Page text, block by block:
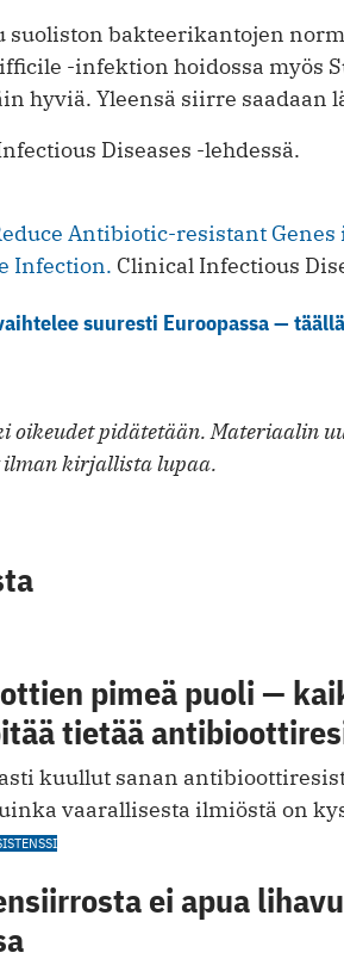
suoliston bakteerikantojen
-infektion hoidossa myös
hyviä. Yleensä siirre saadaan
Diseases -lehdessä.
Antibiotic-resistant
Infection. Clinical Infectious
suuresti Euroopassa —
oikeudet pidätetään. Materiaalin
ilman kirjallista lupaa.
pimeä puoli —
tietää
kuullut sanan
vaarallisesta ilmiöstä on
ei apua